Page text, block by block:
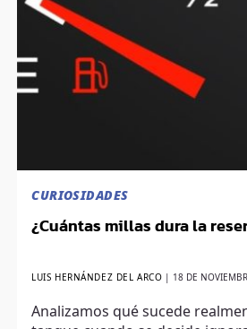
CURIOSIDADES
¿Cuántas millas dura la
LUIS HERNÁNDEZ DEL ARCO 18 DE
Analizamos qué sucede